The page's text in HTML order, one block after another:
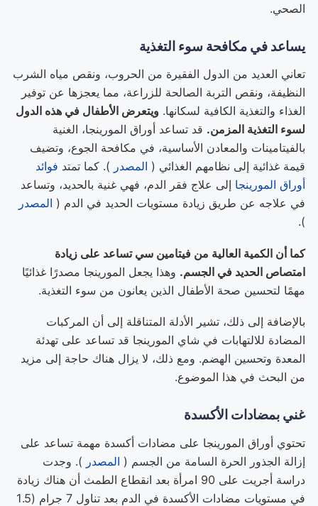
الصحي.
يساعد في مكافحة سوء التغذية
تعاني العديد من الدول الفقيرة من الحروب، ونقص مياه الشرب
النظيفة، ونقص التربة الصالحة للزراعة، مما يعجزها عن توفير
الغذاء والتغذية الكافية لسكانها. ويتعرض الأطفال في هذه الدول
لسوء التغذية المزمن. قد تساعد أوراق المورينجا، الغنية
بالفيتامينات والمعادن الأساسية، في مكافحة الجوع، وتضيف
قيمة غذائية إلى نظامهم الغذائي ( المصدر ). كما تمتد فوائد
أوراق المورينجا إلى علاج فقر الدم، فهي غنية بالحديد، وتساعد
في علاجه عن طريق زيادة مستويات الحديد في الدم ( المصدر
).
كما أن الكمية العالية من فيتامين سي تساعد على زيادة
امتصاص الحديد في الجسم. وهذا يجعل المورينجا مصدرًا غذائيًا
مهمًا لتحسين صحة الأطفال الذين يعانون من سوء التغذية.
بالإضافة إلى ذلك، تشير الأدلة المتناقلة إلى أن المركبات
المضادة للالتهابات في شاي المورينجا قد تساعد على تهدئة
المعدة وتحسين الهضم. ومع ذلك، لا يزال هناك حاجة إلى مزيد
من البحث في هذا الموضوع.
غني بمضادات الأكسدة
تحتوي أوراق المورينجا على مضادات أكسدة مهمة تساعد على
إزالة الجذور الحرة السامة من الجسم ( المصدر ). وجدت
دراسة أجريت على 90 امرأة بعد انقطاع الطمث أن هناك زيادة
في مستويات مضادات الأكسدة في الدم بعد تناول 7 جرام (1.5